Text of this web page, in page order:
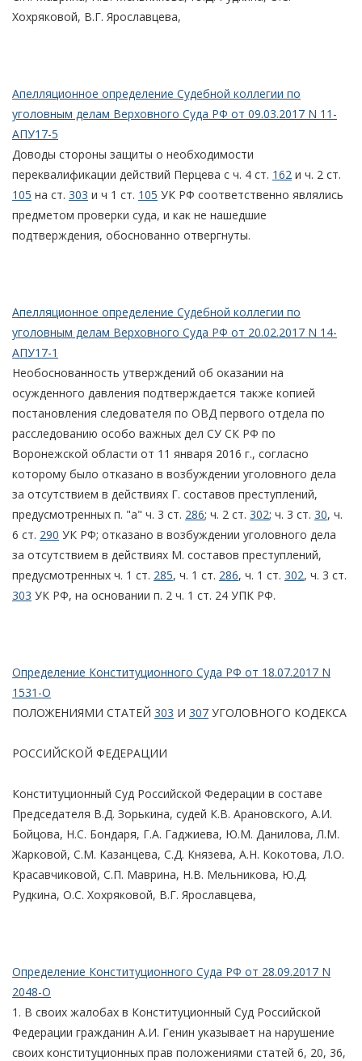
Хохряковой, В.Г. Ярославцева,
Апелляционное определение Судебной коллегии по
уголовным делам Верховного Суда РФ от 09.03.2017 N 11-
АПУ17-5
Доводы стороны защиты о необходимости
переквалификации действий Перцева с ч. 4 ст. 162 и ч. 2 ст.
105 на ст. 303 и ч 1 ст. 105 УК РФ соответственно являлись
предметом проверки суда, и как не нашедшие
подтверждения, обоснованно отвергнуты.
Апелляционное определение Судебной коллегии по
уголовным делам Верховного Суда РФ от 20.02.2017 N 14-
АПУ17-1
Необоснованность утверждений об оказании на
осужденного давления подтверждается также копией
постановления следователя по ОВД первого отдела по
расследованию особо важных дел СУ СК РФ по
Воронежской области от 11 января 2016 г., согласно
которому было отказано в возбуждении уголовного дела
за отсутствием в действиях Г. составов преступлений,
предусмотренных п. "а" ч. 3 ст. 286; ч. 2 ст. 302; ч. 3 ст. 30, ч.
6 ст. 290 УК РФ; отказано в возбуждении уголовного дела
за отсутствием в действиях М. составов преступлений,
предусмотренных ч. 1 ст. 285, ч. 1 ст. 286, ч. 1 ст. 302, ч. 3 ст.
303 УК РФ, на основании п. 2 ч. 1 ст. 24 УПК РФ.
Определение Конституционного Суда РФ от 18.07.2017 N
1531-О
ПОЛОЖЕНИЯМИ СТАТЕЙ 303 И 307 УГОЛОВНОГО КОДЕКСА
РОССИЙСКОЙ ФЕДЕРАЦИИ
Конституционный Суд Российской Федерации в составе
Председателя В.Д. Зорькина, судей К.В. Арановского, А.И.
Бойцова, Н.С. Бондаря, Г.А. Гаджиева, Ю.М. Данилова, Л.М.
Жарковой, С.М. Казанцева, С.Д. Князева, А.Н. Кокотова, Л.О.
Красавчиковой, С.П. Маврина, Н.В. Мельникова, Ю.Д.
Рудкина, О.С. Хохряковой, В.Г. Ярославцева,
Определение Конституционного Суда РФ от 28.09.2017 N
2048-О
1. В своих жалобах в Конституционный Суд Российской
Федерации гражданин А.И. Генин указывает на нарушение
своих конституционных прав положениями статей 6, 20, 36,